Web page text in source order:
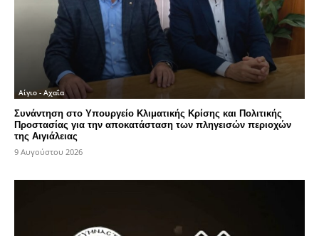
Αίγιο - Αχαΐα
Συνάντηση στο Υπουργείο Κλιματικής Κρίσης και Πολιτικής
Προστασίας για την αποκατάσταση των πληγεισών περιοχών
της Αιγιάλειας
9 Αυγούστου 2026